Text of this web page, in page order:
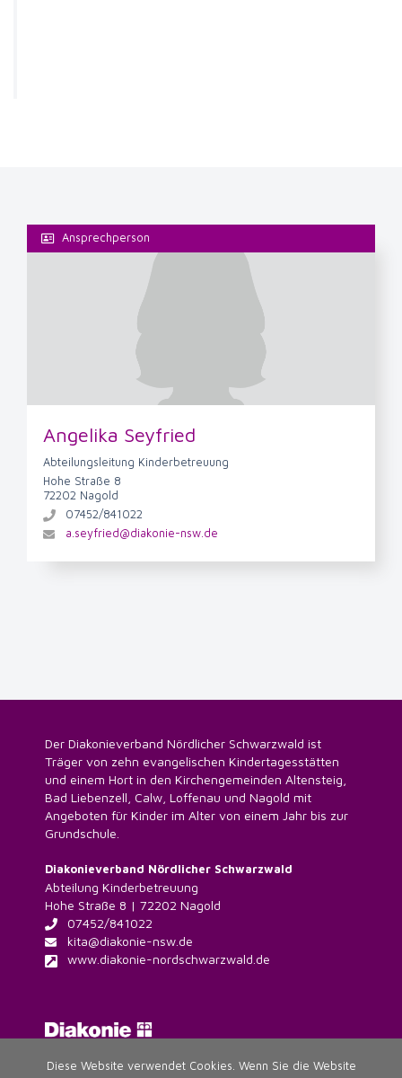
Ansprechperson
Angelika Seyfried
Abteilungsleitung Kinderbetreuung
Hohe Straße 8
72202 Nagold
07452/841022
a.seyfried@diakonie-nsw.de
Der Diakonieverband Nördlicher Schwarzwald ist
Träger von zehn evangelischen Kindertagesstätten
und einem Hort in den Kirchengemeinden Altensteig,
Bad Liebenzell, Calw, Loffenau und Nagold mit
Angeboten für Kinder im Alter von einem Jahr bis zur
Grundschule.
Diakonieverband Nördlicher Schwarzwald
Abteilung Kinderbetreuung
Hohe Straße 8 | 72202 Nagold
07452/841022
kita@diakonie-nsw.de
www.diakonie-nordschwarzwald.de
Diese Website verwendet Cookies. Wenn Sie die Website